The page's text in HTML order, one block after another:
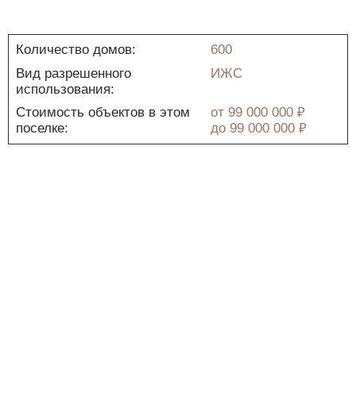
Количество домов:
600
Вид разрешенного
использования:
ИЖС
Стоимость объектов в этом
поселке:
от 99 000 000 ₽
до 99 000 000 ₽